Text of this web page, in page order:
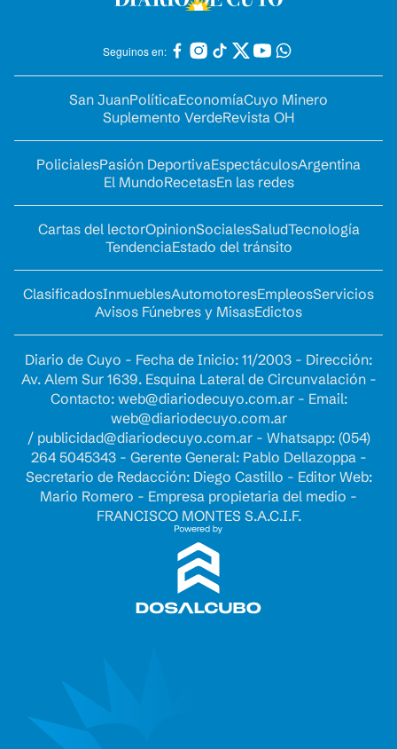
Seguinos en:
San JuanPolíticaEconomíaCuyo Minero
Suplemento VerdeRevista OH
PolicialesPasión DeportivaEspectáculosArgentina
El MundoRecetasEn las redes
Cartas del lectorOpinionSocialesSaludTecnología
TendenciaEstado del tránsito
ClasificadosInmueblesAutomotoresEmpleosServicios
Avisos Fúnebres y MisasEdictos
Diario de Cuyo - Fecha de Inicio: 11/2003 - Dirección:
Av. Alem Sur 1639. Esquina Lateral de Circunvalación -
Contacto: web@diariodecuyo.com.ar- Email:
web@diariodecuyo.com.ar
/ publicidad@diariodecuyo.com.ar- Whatsapp: (054)
264 5045343 - Gerente General: Pablo Dellazoppa -
Secretario de Redacción: Diego Castillo - Editor Web:
Mario Romero - Empresa propietaria del medio -
FRANCISCO MONTES S.A.C.I.F.